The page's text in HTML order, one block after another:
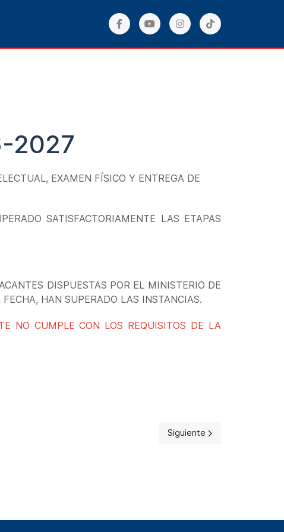
2027
EXAMEN FÍSICO Y ENTREGA DE
SATISFACTORIAMENTE LAS ETAPAS
DISPUESTAS POR EL MINISTERIO DE
HAN SUPERADO LAS INSTANCIAS.
NO CUMPLE CON LOS REQUISITOS DE LA
Artículo siguiente: ESCUELA
Siguiente